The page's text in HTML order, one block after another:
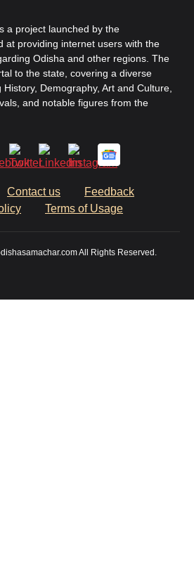
a project launched by the
at providing internet users with the
Odisha and other regions. The
to the state, covering a diverse
Demography, Art and Culture,
and notable figures from the
Contact us
Feedback
Terms of Usage
All Rights Reserved.